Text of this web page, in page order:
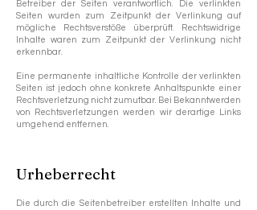
Betreiber der Seiten verantwortlich. Die verlinkten
Seiten wurden zum Zeitpunkt der Verlinkung auf
mögliche Rechtsverstöße überprüft. Rechtswidrige
Inhalte waren zum Zeitpunkt der Verlinkung nicht
erkennbar.
Eine permanente inhaltliche Kontrolle der verlinkten
Seiten ist jedoch ohne konkrete Anhaltspunkte einer
Rechtsverletzung nicht zumutbar. Bei Bekanntwerden
von Rechtsverletzungen werden wir derartige Links
umgehend entfernen.
Urheberrecht
Die durch die Seitenbetreiber erstellten Inhalte und